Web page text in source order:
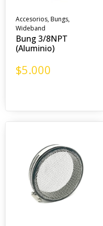
Accesorios,Bungs,
Wideband
Bung 3/8NPT
(Aluminio)
$5.000